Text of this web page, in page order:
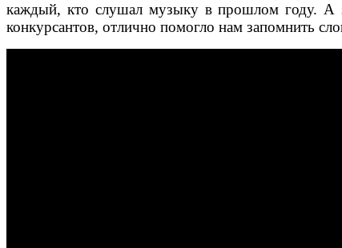
каждый, кто слушал музыку в прошлом году. А
конкурсантов, отлично помогло нам запомнить